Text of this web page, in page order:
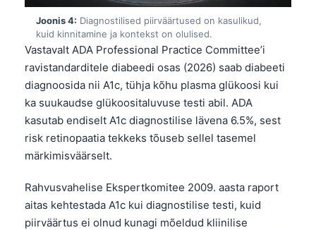
Joonis 4: Diagnostilised piirväärtused on kasulikud,
kuid kinnitamine ja kontekst on olulised.
Vastavalt ADA Professional Practice Committee’i
ravistandarditele diabeedi osas (2026) saab diabeeti
diagnoosida nii A1c, tühja kõhu plasma glükoosi kui
ka suukaudse glükoositaluvuse testi abil. ADA
kasutab endiselt A1c diagnostilise lävena 6.5%, sest
risk retinopaatia tekkeks tõuseb sellel tasemel
märkimisväärselt.
Rahvusvahelise Ekspertkomitee 2009. aasta raport
aitas kehtestada A1c kui diagnostilise testi, kuid
piirväärtus ei olnud kunagi mõeldud kliinilise